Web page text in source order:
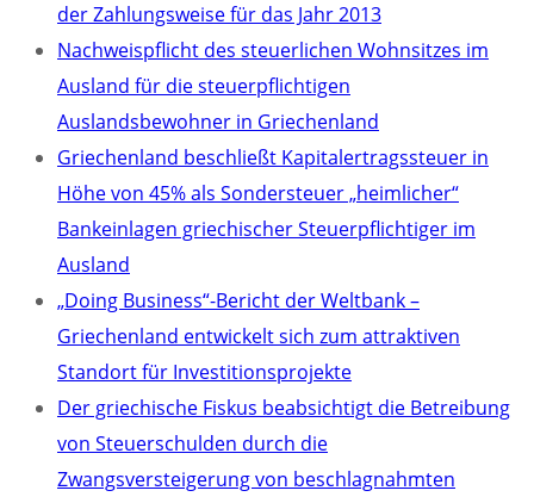
der Zahlungsweise für das Jahr 2013
Nachweispflicht des steuerlichen Wohnsitzes im
Ausland für die steuerpflichtigen
Auslandsbewohner in Griechenland
Griechenland beschließt Kapitalertragssteuer in
Höhe von 45% als Sondersteuer „heimlicher“
Bankeinlagen griechischer Steuerpflichtiger im
Ausland
„Doing Business“-Bericht der Weltbank –
Griechenland entwickelt sich zum attraktiven
Standort für Investitionsprojekte
Der griechische Fiskus beabsichtigt die Betreibung
von Steuerschulden durch die
Zwangsversteigerung von beschlagnahmten